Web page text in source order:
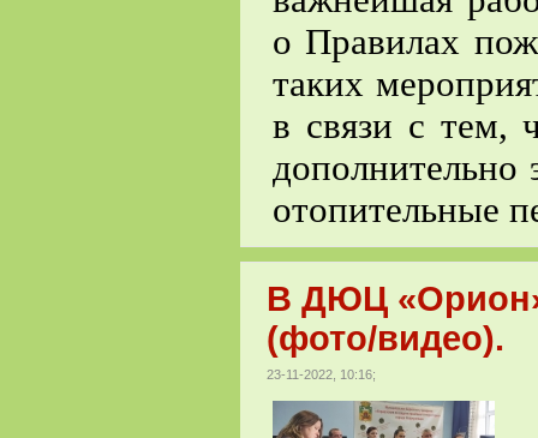
о Правилах
таких
в связи с тем,
дополнительно
отопительные
В ДЮЦ
(фото/видео).
23-11-2022, 10:16;